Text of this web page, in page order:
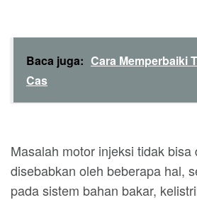
Baca juga: Cara Memperbaiki
Cas
Masalah motor injeksi tidak
disebabkan oleh beberapa hal,
pada sistem bahan bakar,